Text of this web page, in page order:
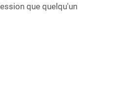
que quelqu'un